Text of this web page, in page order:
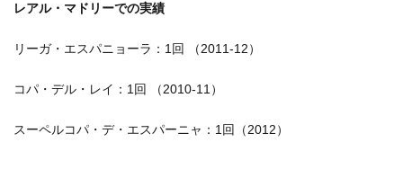
レアル・マドリーでの実績
リーガ・エスパニョーラ：1回 （2011-12）
コパ・デル・レイ：1回 （2010-11）
スーペルコパ・デ・エスパーニャ：1回（2012）